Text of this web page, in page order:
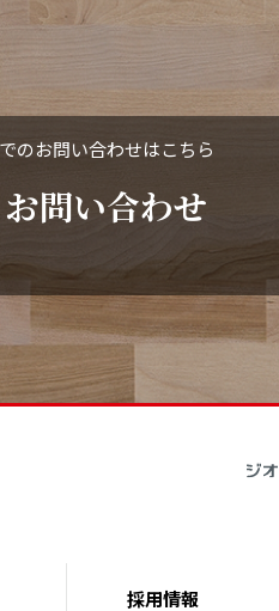
のお問い合わせはこちら
お問い合わせ
採用情報